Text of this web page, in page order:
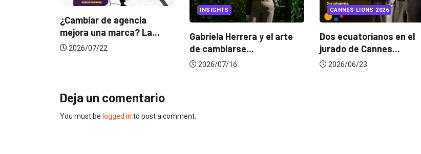
Gabriela Herrera y el arte
de cambiarse...
CANNES LIONS 2026
Dos ecuatorianos en el
jurado de Cannes...
2026/06/23
¿Cambiar de agencia
mejora una marca? La...
2026/07/22
Deja un comentario
You must be logged in to post a comment.